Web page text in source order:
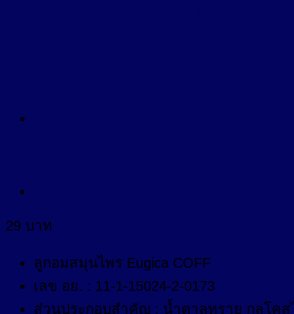
29 บาท
ลูกอมสมุนไพร Eugica COFF
เลข อย. : 11-1-15024-2-0173
ส่วนประกอบสำคัญ : น้ำตาลทราย กลูโค